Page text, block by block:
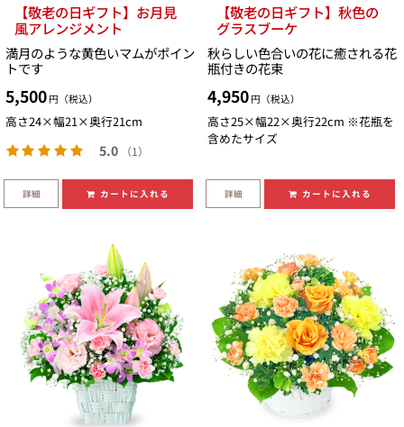
【敬老の日ギフト】お月見
風アレンジメント
満月のような黄色いマムがポイン
トです
5,500 円（税込）
高さ24×幅21×奥行21cm
5.0 （1）
詳細 カートに入れる
【敬老の日ギフト】秋色の
グラスブーケ
秋らしい色合いの花に癒される花
瓶付きの花束
4,950 円（税込）
高さ25×幅22×奥行22cm ※花瓶を
含めたサイズ
詳細 カートに入れる